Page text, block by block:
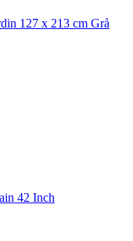
127 x 213 cm Grå
42 Inch